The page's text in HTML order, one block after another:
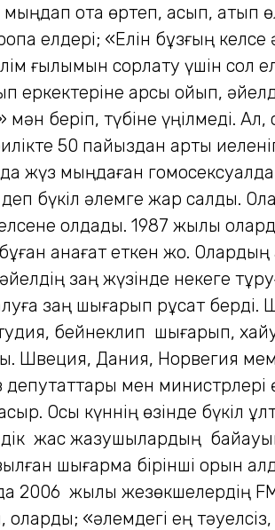
отқа өртеп, асып, атып
елдері; «Елін бұзғың
ғылымын сорлату үшін сол
қарсы қойып,
мән беріп, түбіне үңілмеді.
50 пайыздан артық
жүз мыңдаған
деп бүкіл әлемге жар салды.
қолдады. 1987 жылы
қанағат еткен жоқ.
заң жүзінде некеге
заң шығарып рұқсат берді.
бейнеклип шығарып,
Дания, Норвегия
мен
Осы күннің өзінде бүкіл
жас жазушылардың
шығарма бірінші орын
2006 жылы жезөкшелердің
«әлемдегі ең